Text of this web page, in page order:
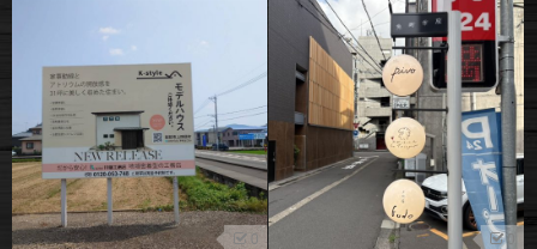
0 0